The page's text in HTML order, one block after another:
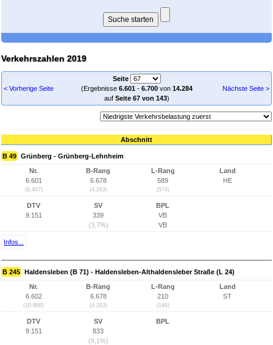
Verkehrszahlen 2019
< Vorherige Seite
Seite
(Ergebnisse 6.601- 6.700von 14.284
auf Seite 67 von 143)
Nächste Seite >
Abschnitt
B 49 Grünberg - Grünberg-Lehnheim
Nr.
6.601
(6.467)
B-Rang
6.678
(4.293)
L-Rang
589
(574)
Land
HE
DTV
9.151
SV
339
(3,7%)
BPL
VB
VB
Infos...
B 245 Haldensleben (B 71) - Haldensleben-Althaldensleber Straße (L 24)
Nr.
6.602
(10.868)
B-Rang
6.678
(4.293)
L-Rang
210
(146)
Land
ST
DTV
9.151
SV
833
(9,1%)
BPL